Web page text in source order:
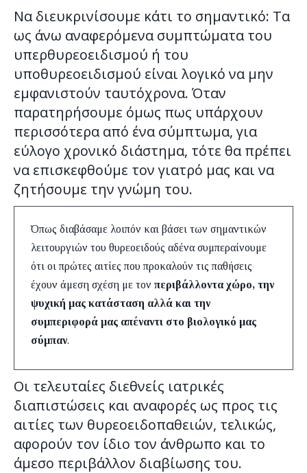
Να διευκρινίσουμε κάτι το σημαντικό: Τα
ως άνω αναφερόμενα συμπτώματα του
υπερθυρεοειδισμού ή του
υποθυρεοειδισμού είναι λογικό να μην
εμφανιστούν ταυτόχρονα. Όταν
παρατηρήσουμε όμως πως υπάρχουν
περισσότερα από ένα σύμπτωμα, για
εύλογο χρονικό διάστημα, τότε θα πρέπει
να επισκεφθούμε τον γιατρό μας και να
ζητήσουμε την γνώμη του.
Όπως διαβάσαμε λοιπόν και βάσει των σημαντικών
λειτουργιών του θυρεοειδούς αδένα συμπεραίνουμε
ότι οι πρώτες αιτίες που προκαλούν τις παθήσεις
έχουν άμεση σχέση με τον περιβάλλοντα χώρο, την
ψυχική μας κατάσταση αλλά και την
συμπεριφορά μας απέναντι στο βιολογικό μας
σύμπαν.
Οι τελευταίες διεθνείς ιατρικές
διαπιστώσεις και αναφορές ως προς τις
αιτίες των θυρεοειδοπαθειών, τελικώς,
αφορούν τον ίδιο τον άνθρωπο και το
άμεσο περιβάλλον διαβίωσης του.